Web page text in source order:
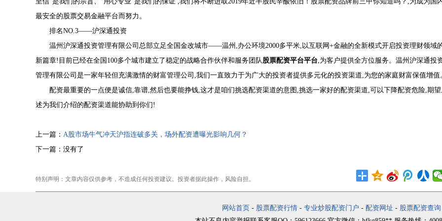
最安全的股票交易金融平台而努力。
排名NO.3——沪深通投资
温州沪深通投资管理有限公司总部立足全国金改城市——温州,办公环境2000多平米,以互联网+金融的全新模式开启投资理财领域
新篇章!目前已经在全国100多个城市建立了稳定的战略合作伙伴和服务团队股票配资平台平台,为客户提供全方位服务。温州沪深通投
管理有限公司是一家年轻但充满激情的财富管理公司,我们一直致力于为广大的投资者提供多元化的投资渠道,为您的家庭财富保值增值
配资最重要的一点便是诚信,靠谱,然后也要能挣钱,这才是咱们挑选配资渠道的意图,挑选一家好的配资渠道,可以下降配资危险,期
述为我们介绍的配资渠道能协助到你们!
上一篇： A股市场牛气冲天沪指连破多关，场外配资遭曝光影响几何？
下一篇：没有了
特别声明：文章内容仅供参考，不造成任何投资建议。投资者据此操作，风险自担。
网站首页 - 股票配资行情 - 专业炒股配资门户 - 配资网址 - 股票配资查询